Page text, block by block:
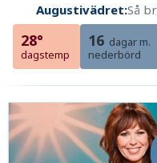
Augustivädret:Så
28°
dagstemp
16 dagar m.
nederbörd